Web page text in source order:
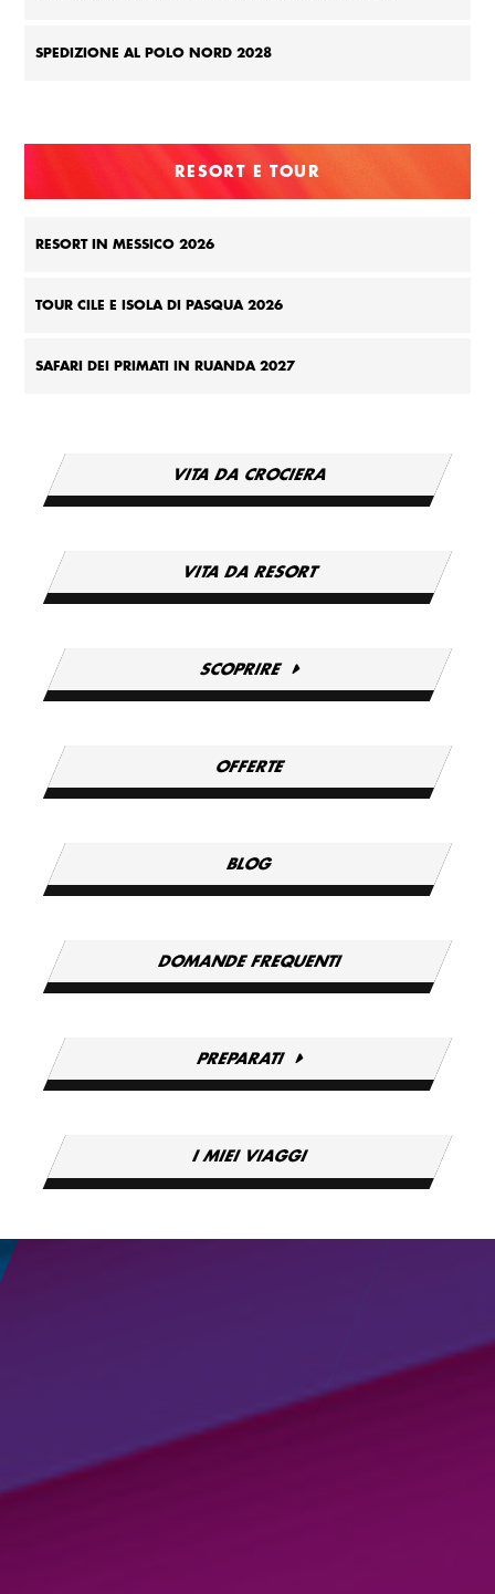
SPEDIZIONE AL POLO NORD 2028
RESORT E TOUR
RESORT IN MESSICO 2026
TOUR CILE E ISOLA DI PASQUA 2026
SAFARI DEI PRIMATI IN RUANDA 2027
VITA DA CROCIERA
VITA DA RESORT
SCOPRIRE
OFFERTE
BLOG
DOMANDE FREQUENTI
PREPARATI
I MIEI VIAGGI